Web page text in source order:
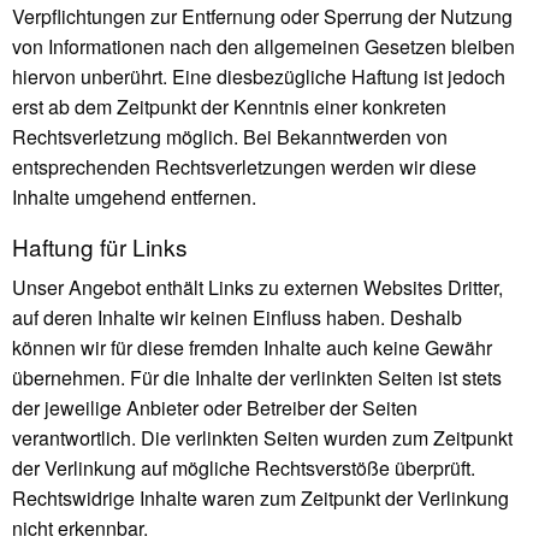
Verpflichtungen zur Entfernung oder Sperrung der Nutzung
von Informationen nach den allgemeinen Gesetzen bleiben
hiervon unberührt. Eine diesbezügliche Haftung ist jedoch
erst ab dem Zeitpunkt der Kenntnis einer konkreten
Rechtsverletzung möglich. Bei Bekanntwerden von
entsprechenden Rechtsverletzungen werden wir diese
Inhalte umgehend entfernen.
Haftung für Links
Unser Angebot enthält Links zu externen Websites Dritter,
auf deren Inhalte wir keinen Einfluss haben. Deshalb
können wir für diese fremden Inhalte auch keine Gewähr
übernehmen. Für die Inhalte der verlinkten Seiten ist stets
der jeweilige Anbieter oder Betreiber der Seiten
verantwortlich. Die verlinkten Seiten wurden zum Zeitpunkt
der Verlinkung auf mögliche Rechtsverstöße überprüft.
Rechtswidrige Inhalte waren zum Zeitpunkt der Verlinkung
nicht erkennbar.